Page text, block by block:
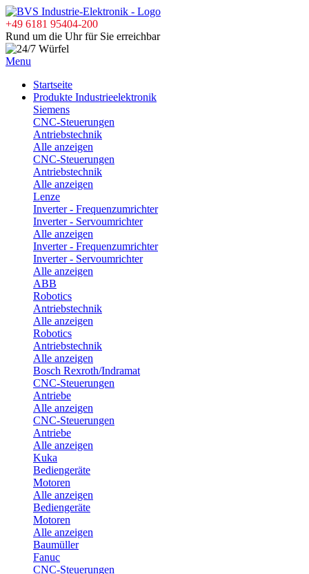
+49 6181 95404-200
Rund um die Uhr für Sie erreichbar
Menu
Startseite
Produkte Industrieelektronik
Siemens
CNC-Steuerungen
Antriebstechnik
Alle anzeigen
CNC-Steuerungen
Antriebstechnik
Alle anzeigen
Lenze
Inverter - Frequenzumrichter
Inverter - Servoumrichter
Alle anzeigen
Inverter - Frequenzumrichter
Inverter - Servoumrichter
Alle anzeigen
ABB
Robotics
Antriebstechnik
Alle anzeigen
Robotics
Antriebstechnik
Alle anzeigen
Bosch Rexroth/Indramat
CNC-Steuerungen
Antriebe
Alle anzeigen
CNC-Steuerungen
Antriebe
Alle anzeigen
Kuka
Bediengeräte
Motoren
Alle anzeigen
Bediengeräte
Motoren
Alle anzeigen
Baumüller
Fanuc
CNC-Steuerungen